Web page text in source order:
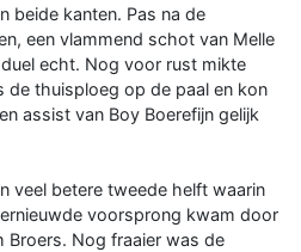
beide kanten. Pas na de
een vlammend schot van Melle
echt. Nog voor rust mikte
de thuisploeg op de paal en kon
assist van Boy Boerefijn gelijk
veel betere tweede helft waarin
voorsprong kwam door
Broers. Nog fraaier was de